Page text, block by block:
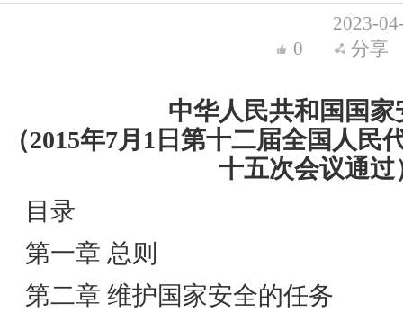
2023-
0
分享
中华人民共和国国家
（2015年7月1日第十二届全国人民
十五次会议通过
目录
第一章 总则
第二章 维护国家安全的任务